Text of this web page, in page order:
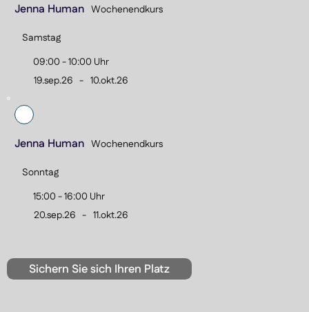
Jenna Human Wochenendkurs
Samstag
09:00 - 10:00 Uhr
19.sep.26 - 10.okt.26
Jenna Human Wochenendkurs
Sonntag
15:00 - 16:00 Uhr
20.sep.26 - 11.okt.26
Sichern Sie sich Ihren Platz